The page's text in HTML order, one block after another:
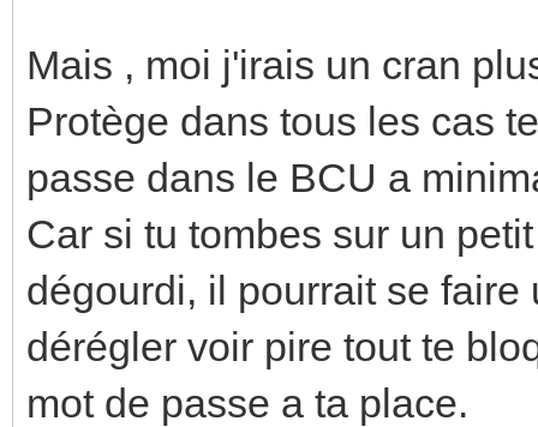
Mais , moi j'irais un cran
Protège dans tous les cas
passe dans le BCU a
Car si tu tombes sur un
dégourdi, il pourrait se
dérégler voir pire tout te
mot de passe a ta place.